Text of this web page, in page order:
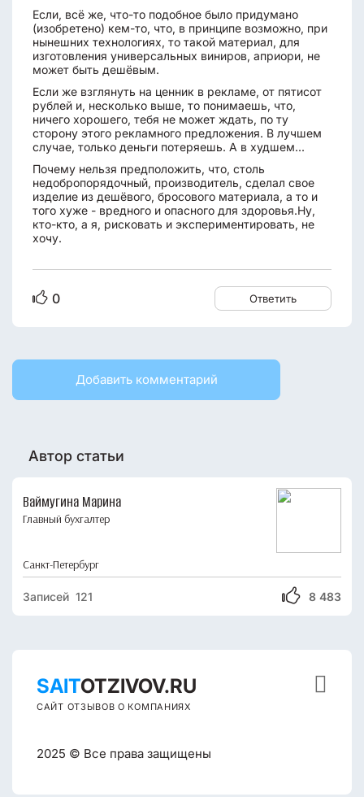
Если, всё же, что-то подобное было придумано
(изобретено) кем-то, что, в принципе возможно, при
нынешних технологиях, то такой материал, для
изготовления универсальных виниров, априори, не
может быть дешёвым.
Если же взглянуть на ценник в рекламе, от пятисот
рублей и, несколько выше, то понимаешь, что,
ничего хорошего, тебя не может ждать, по ту
сторону этого рекламного предложения. В лучшем
случае, только деньги потеряешь. А в худшем...
Почему нельзя предположить, что, столь
недобропорядочный, производитель, сделал свое
изделие из дешёвого, бросового материала, а то и
того хуже - вредного и опасного для здоровья.Ну,
кто-кто, а я, рисковать и экспериментировать, не
хочу.
0 Ответить
Добавить комментарий
Автор статьи
Ваймугина Марина
Главный бухгалтер
Санкт-Петербург
8 483
Записей 121
SAITOTZIVOV.RU
САЙТ ОТЗЫВОВ О КОМПАНИЯХ
2025 © Все права защищены
